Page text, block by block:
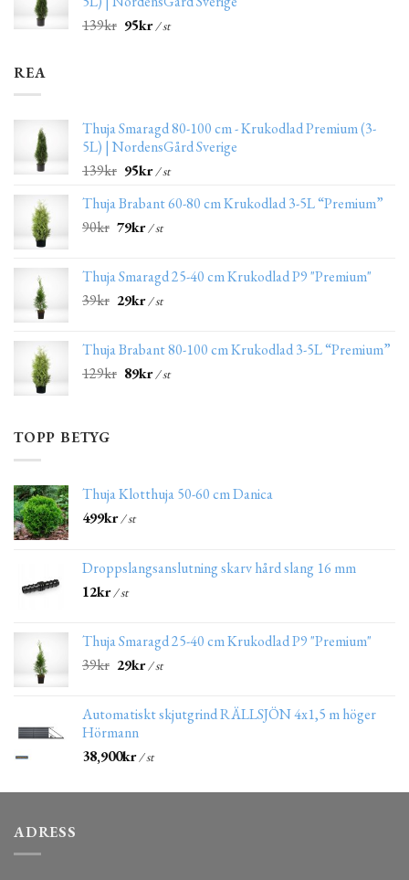
139kr 95kr/ st
REA
Thuja Smaragd 80-100 cm - Krukodlad Premium (3-
5L) | NordensGård Sverige
139kr 95kr/ st
Thuja Brabant 60-80 cm Krukodlad 3-5L “Premium”
90kr 79kr/ st
Thuja Smaragd 25-40 cm Krukodlad P9 "Premium"
39kr 29kr/ st
Thuja Brabant 80-100 cm Krukodlad 3-5L “Premium”
129kr 89kr/ st
TOPP BETYG
Thuja Klotthuja 50-60 cm Danica
499kr/ st
Droppslangsanslutning skarv hård slang 16 mm
12kr/ st
Thuja Smaragd 25-40 cm Krukodlad P9 "Premium"
39kr 29kr/ st
Automatiskt skjutgrind RÄLLSJÖN 4x1,5 m höger
Hörmann
38,900kr/ st
ADRESS